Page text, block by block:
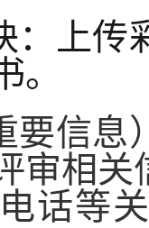
：上传
。
要信息
审相
话等